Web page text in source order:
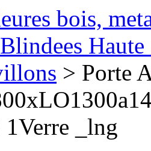
bois,
> Porte
_lng